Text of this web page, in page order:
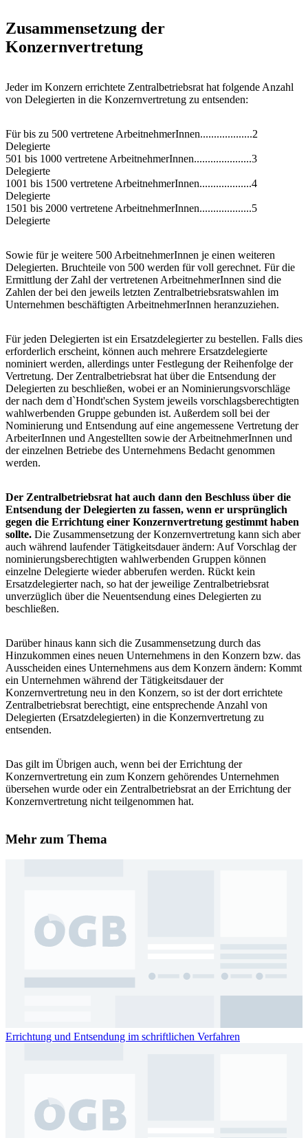
Zusammensetzung der
Konzernvertretung
Jeder im Konzern errichtete Zentralbetriebsrat hat folgende Anzahl
von Delegierten in die Konzernvertretung zu entsenden:
Für bis zu 500 vertretene ArbeitnehmerInnen...................2
Delegierte
501 bis 1000 vertretene ArbeitnehmerInnen.....................3
Delegierte
1001 bis 1500 vertretene ArbeitnehmerInnen...................4
Delegierte
1501 bis 2000 vertretene ArbeitnehmerInnen...................5
Delegierte
Sowie für je weitere 500 ArbeitnehmerInnen je einen weiteren
Delegierten. Bruchteile von 500 werden für voll gerechnet. Für die
Ermittlung der Zahl der vertretenen ArbeitnehmerInnen sind die
Zahlen der bei den jeweils letzten Zentralbetriebsratswahlen im
Unternehmen beschäftigten ArbeitnehmerInnen heranzuziehen.
Für jeden Delegierten ist ein Ersatzdelegierter zu bestellen. Falls dies
erforderlich erscheint, können auch mehrere Ersatzdelegierte
nominiert werden, allerdings unter Festlegung der Reihenfolge der
Vertretung. Der Zentralbetriebsrat hat über die Entsendung der
Delegierten zu beschließen, wobei er an Nominierungsvorschläge
der nach dem d`Hondt'schen System jeweils vorschlagsberechtigten
wahlwerbenden Gruppe gebunden ist. Außerdem soll bei der
Nominierung und Entsendung auf eine angemessene Vertretung der
ArbeiterInnen und Angestellten sowie der ArbeitnehmerInnen und
der einzelnen Betriebe des Unternehmens Bedacht genommen
werden.
Der Zentralbetriebsrat hat auch dann den Beschluss über die
Entsendung der Delegierten zu fassen, wenn er ursprünglich
gegen die Errichtung einer Konzernvertretung gestimmt haben
sollte. Die Zusammensetzung der Konzernvertretung kann sich aber
auch während laufender Tätigkeitsdauer ändern: Auf Vorschlag der
nominierungsberechtigten wahlwerbenden Gruppen können
einzelne Delegierte wieder abberufen werden. Rückt kein
Ersatzdelegierter nach, so hat der jeweilige Zentralbetriebsrat
unverzüglich über die Neuentsendung eines Delegierten zu
beschließen.
Darüber hinaus kann sich die Zusammensetzung durch das
Hinzukommen eines neuen Unternehmens in den Konzern bzw. das
Ausscheiden eines Unternehmens aus dem Konzern ändern: Kommt
ein Unternehmen während der Tätigkeitsdauer der
Konzernvertretung neu in den Konzern, so ist der dort errichtete
Zentralbetriebsrat berechtigt, eine entsprechende Anzahl von
Delegierten (Ersatzdelegierten) in die Konzernvertretung zu
entsenden.
Das gilt im Übrigen auch, wenn bei der Errichtung der
Konzernvertretung ein zum Konzern gehörendes Unternehmen
übersehen wurde oder ein Zentralbetriebsrat an der Errichtung der
Konzernvertretung nicht teilgenommen hat.
Mehr zum Thema
Errichtung und Entsendung im schriftlichen Verfahren